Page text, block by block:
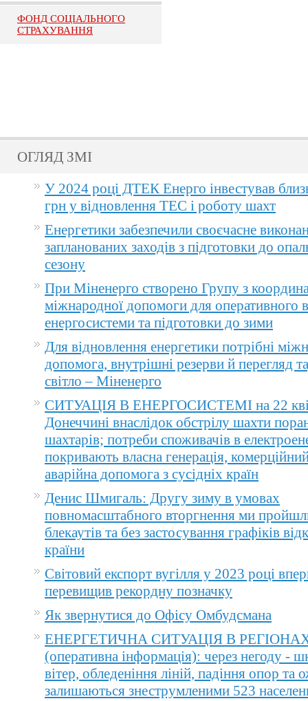
ФОНД СОЦІАЛЬНОГО
СТРАХУВАННЯ
ОГЛЯД ЗМІ
У 2024 році ДТЕК Енерго інвестував
грн у відновлення ТЕС і роботу шахт
Енергетики забезпечили своєчасне
запланованих заходів з підготовки до
сезону
При Міненерго створено Групу з
міжнародної допомоги для оперативного
енергосистеми та підготовки до зими
Для відновлення енергетики потрібні
допомога, внутрішні резерви й перегляд
світло – Міненерго
СИТУАЦІЯ В ЕНЕРГОСИСТЕМІ на 22
Донеччині внаслідок обстрілу шахти
шахтарів; потреби споживачів в
покривають власна генерація,
аварійна допомога з сусідніх країн
Денис Шмигаль: Другу зиму в умовах
повномасштабного вторгнення ми
блекаутів та без застосування графіків
країни
Світовий експорт вугілля у 2023 році
перевищив рекордну позначку
Як звернутися до Офісу Омбудсмана
ЕНЕРГЕТИЧНА СИТУАЦІЯ В
(оперативна інформація): через негоду -
вітер, обледеніння ліній, падіння опор та
залишаються знеструмленими 523